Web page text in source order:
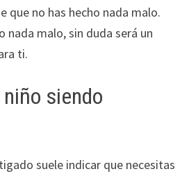
que no has hecho nada malo.
nada malo, sin duda será un
ti.
siendo
suele indicar que necesitas